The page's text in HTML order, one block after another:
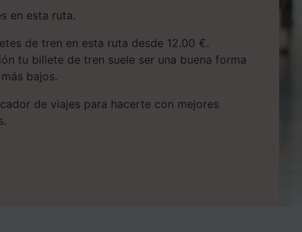
en esta ruta.
de tren en esta ruta desde 12.00 €.
tu billete de tren suele ser una buena forma
bajos.
de viajes para hacerte con mejores